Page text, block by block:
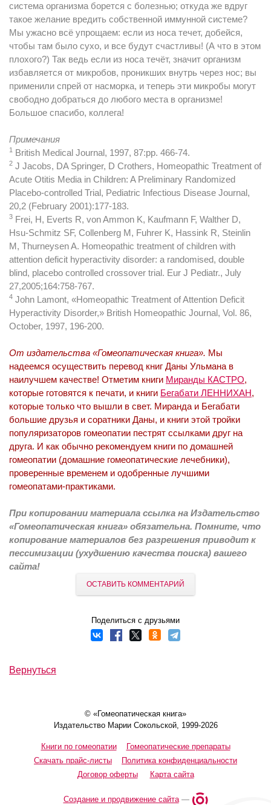
система организма борется с болезнью; откуда же вдруг
такое желание вредить собственной иммунной системе?
Мы ужасно всё упрощаем: если из носа течет, добейся,
чтобы там было сухо, и все будут счастливы! (А что в этом
плохого?) Так ведь если из носа течёт, значит организм
избавляется от микробов, проникших внутрь через нос; вы
применили спрей от насморка, и теперь эти микробы могут
свободно добраться до любого места в организме!
Большое спасибо, коллега!
Примечания
1 British Medical Journal, 1997, 87:pp. 466-74.
2 J Jacobs, DA Springer, D Crothers, Homeopathic Treatment of
Acute Otitis Media in Children: A Preliminary Randomized
Placebo-controlled Trial, Pediatric Infectious Disease Journal,
20,2 (February 2001):177-183.
3 Frei, H, Everts R, von Ammon K, Kaufmann F, Walther D,
Hsu-Schmitz SF, Collenberg M, Fuhrer K, Hassink R, Steinlin
M, Thurneysen A. Homeopathic treatment of children with
attention deficit hyperactivity disorder: a randomised, double
blind, placebo controlled crossover trial. Eur J Pediatr., July
27,2005;164:758-767.
4 John Lamont, «Homeopathic Treatment of Attention Deficit
Hyperactivity Disorder,» British Homeopathic Journal, Vol. 86,
October, 1997, 196-200.
От издательства «Гомеопатическая книга». Мы
надеемся осуществить перевод книг Даны Ульмана в
наилучшем качестве! Отметим книги Миранды КАСТРО,
которые готовятся к печати, и книги Бегабати ЛЕННИХАН,
которые только что вышли в свет. Миранда и Бегабати
большие друзья и соратники Даны, и книги этой тройки
популяризаторов гомеопатии пестрят ссылками друг на
друга. И как обычно рекомендуем книги по домашней
гомеопатии (домашние гомеопатические лечебники),
проверенные временем и одобренные лучшими
гомеопатами-практиками.
При копировании материала ссылка на Издательство
«Гомеопатическая книга» обязательна. Помните, что
копирование материалов без разрешения приводит к
пессимизации (ухудшению качества поиска) вашего
сайта!
ОСТАВИТЬ КОММЕНТАРИЙ
Поделиться с друзьями
Вернуться
© «Гомеопатическая книга»
Издательство Марии Сокольской, 1999-2026
Книги по гомеопатии
Гомеопатические препараты
Скачать прайс-листы
Политика конфиденциальности
Договор оферты
Карта сайта
Создание и продвижение сайта—